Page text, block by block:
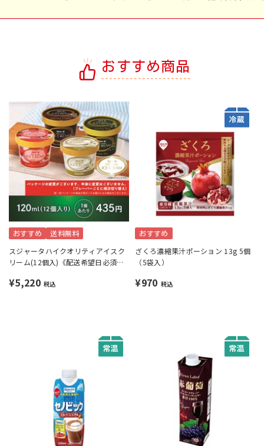
おすすめ商品
おすすめ 送料無料
スジャータハイクオリティアイスク
リーム(12個入)《配送希望日必須※
¥5,220 税込
おすすめ
ざくろ濃縮果汁ポーション 13g 5個
（5袋入）
¥970 税込